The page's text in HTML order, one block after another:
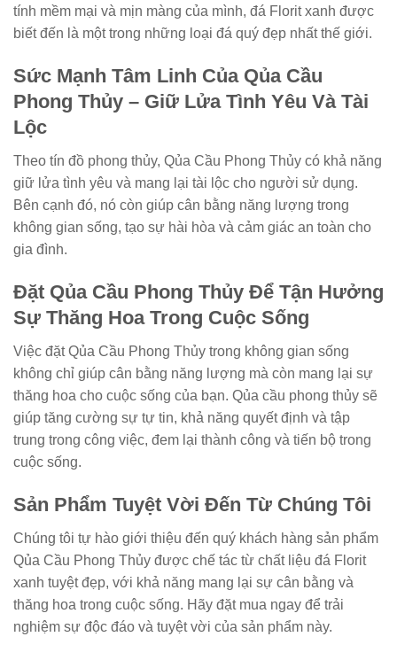
tính mềm mại và mịn màng của mình, đá Florit xanh được
biết đến là một trong những loại đá quý đẹp nhất thế giới.
Sức Mạnh Tâm Linh Của Qủa Cầu
Phong Thủy – Giữ Lửa Tình Yêu Và Tài
Lộc
Theo tín đồ phong thủy, Qủa Cầu Phong Thủy có khả năng
giữ lửa tình yêu và mang lại tài lộc cho người sử dụng.
Bên cạnh đó, nó còn giúp cân bằng năng lượng trong
không gian sống, tạo sự hài hòa và cảm giác an toàn cho
gia đình.
Đặt Qủa Cầu Phong Thủy Để Tận Hưởng
Sự Thăng Hoa Trong Cuộc Sống
Việc đặt Qủa Cầu Phong Thủy trong không gian sống
không chỉ giúp cân bằng năng lượng mà còn mang lại sự
thăng hoa cho cuộc sống của bạn. Qủa cầu phong thủy sẽ
giúp tăng cường sự tự tin, khả năng quyết định và tập
trung trong công việc, đem lại thành công và tiến bộ trong
cuộc sống.
Sản Phẩm Tuyệt Vời Đến Từ Chúng Tôi
Chúng tôi tự hào giới thiệu đến quý khách hàng sản phẩm
Qủa Cầu Phong Thủy được chế tác từ chất liệu đá Florit
xanh tuyệt đẹp, với khả năng mang lại sự cân bằng và
thăng hoa trong cuộc sống. Hãy đặt mua ngay để trải
nghiệm sự độc đáo và tuyệt vời của sản phẩm này.